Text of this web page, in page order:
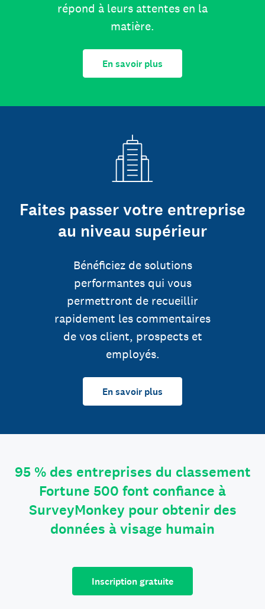
répond à leurs attentes en la
matière.
En savoir plus
Faites passer votre entreprise
au niveau supérieur
Bénéficiez de solutions
performantes qui vous
permettront de recueillir
rapidement les commentaires
de vos client, prospects et
employés.
En savoir plus
95 % des entreprises du classement
Fortune 500 font confiance à
SurveyMonkey pour obtenir des
données à visage humain
Inscription gratuite